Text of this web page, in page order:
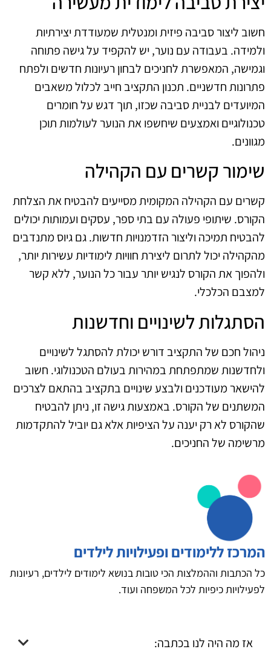
חשוב ליצור סביבה פיזית ומנטלית שמעודדת יצירתיות
ולמידה. בעבודה עם נוער, יש להקפיד על גישה פתוחה
וגמישה, המאפשרת לחניכים לבחון רעיונות חדשים ולפתח
פתרונות חדשניים. תכנון התקציב חייב לכלול משאבים
המיועדים לבניית סביבה שכזו, תוך דגש על חומרים
טכנולוגיים ואמצעים שיחשפו את הנוער לעולמות תוכן
מגוונים.
שימור קשרים עם הקהילה
קשרים עם הקהילה המקומית מסייעים להבטיח את הצלחת
הקורס. שיתופי פעולה עם בתי ספר, עסקים ועמותות יכולים
להבטיח תמיכה וליצור הזדמנויות חדשות. גם גיוס מתנדבים
מהקהילה יכול לתרום ליצירת חוויות לימודיות עשירות יותר,
ולהפוך את הקורס לנגיש יותר עבור כל הנוער, ללא קשר
למצבם הכלכלי.
הסתגלות לשינויים וחדשנות
ניהול חכם של התקציב דורש יכולת להסתגל לשינויים
ולחדשנות שמתפתחת במהירות בעולם הטכנולוגי. חשוב
להישאר מעודכנים ולבצע שינויים בתקציב בהתאם לצרכים
המשתנים של הקורס. באמצעות גישה זו, ניתן להבטיח
שהקורס לא רק יענה על הציפיות אלא גם יוביל להתקדמות
מרשימה של החניכים.
המרכז ללימודים ופעילויות לילדים
כל הכתבות וההמלצות הכי טובות בנושא לימודים לילדים, רעיונות
לפעילויות כיפיות לכל המשפחה ועוד.
אז מה היה לנו בכתבה: